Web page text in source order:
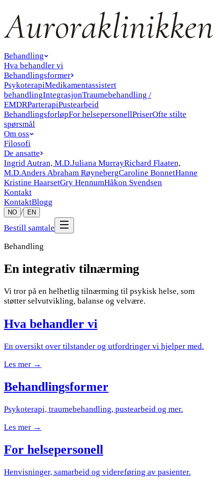
Behandling
Hva behandler vi
Behandlingsformer
PsykoterapiMedikamentassistert
behandlingIntegrasjonTraumebehandling /
EMDRParterapiPustearbeid
BehandlingsforløpFor helsepersonellPriserOfte stilte
spørsmål
Om oss
Filosofi
De ansatte
Ingrid Autran, M.D.Juliana MurrayRichard Flaaten,
M.D.Anders Abraham RøynebergCaroline BonnetHanne
Kristine HaarsetGry HennumHåkon Svendsen
Kontakt
KontaktBlogg
NO / EN
Bestill samtale
Behandling
En integrativ tilnærming
Vi tror på en helhetlig tilnærming til psykisk helse, som
støtter selvutvikling, balanse og velvære.
Hva behandler vi
En oversikt over tilstander og utfordringer vi hjelper med.
Les mer →
Behandlingsformer
Psykoterapi, traumebehandling, pustearbeid og mer.
Les mer →
For helsepersonell
Henvisninger, samarbeid og videreføring av pasienter.